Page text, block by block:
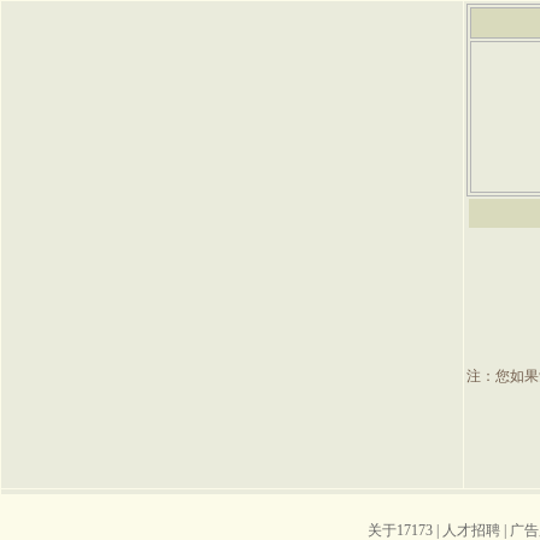
注：您如
关于17173 人才招聘
广